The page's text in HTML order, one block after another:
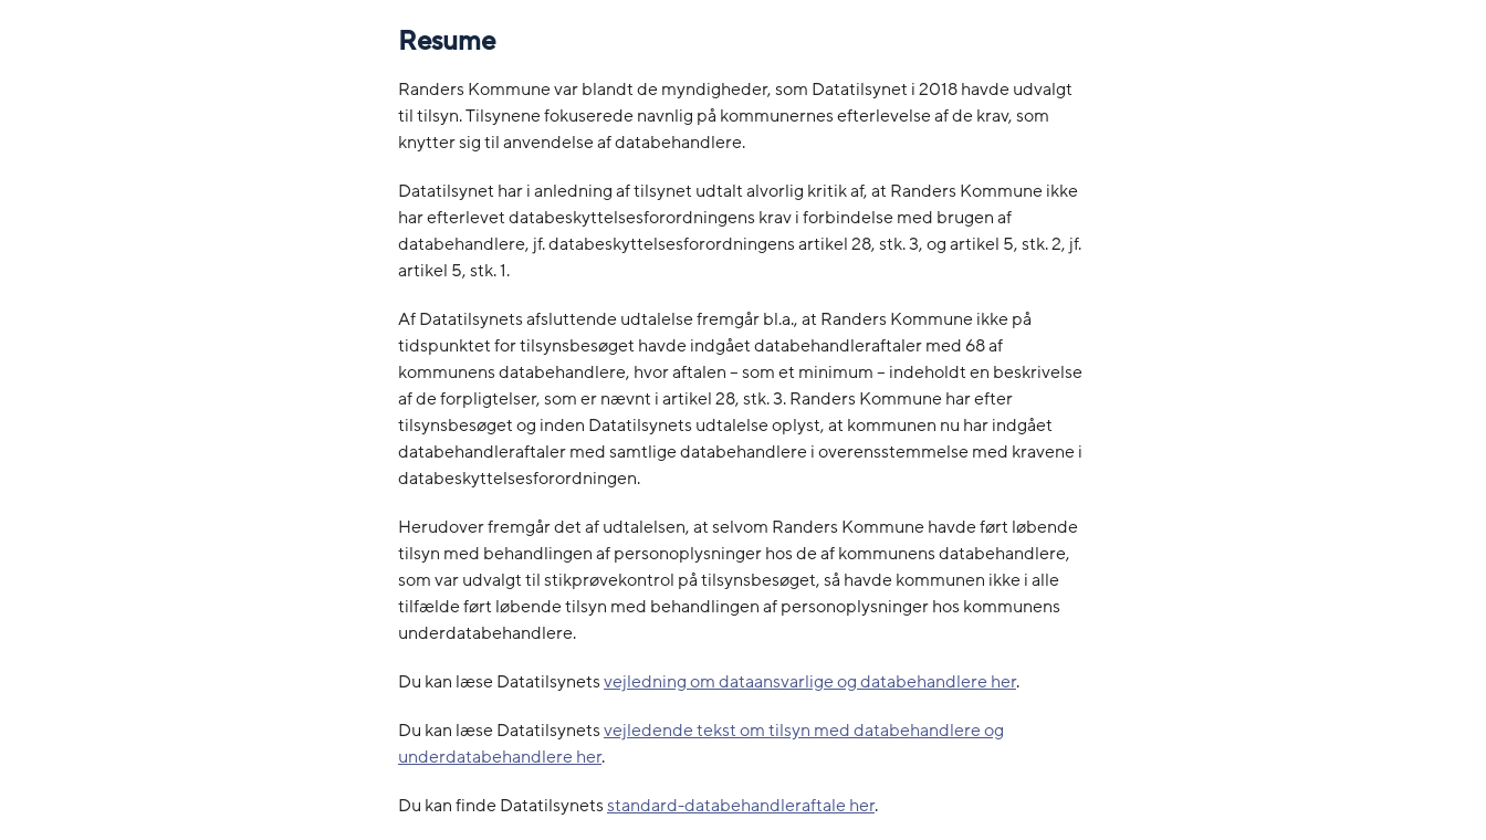
Resume
Randers Kommune var blandt de myndigheder, som Datatilsynet i 2018 havde udvalgt
til tilsyn. Tilsynene fokuserede navnlig på kommunernes efterlevelse af de krav, som
knytter sig til anvendelse af databehandlere.
Datatilsynet har i anledning af tilsynet udtalt alvorlig kritik af, at Randers Kommune ikke
har efterlevet databeskyttelsesforordningens krav i forbindelse med brugen af
databehandlere, jf. databeskyttelsesforordningens artikel 28, stk. 3, og artikel 5, stk. 2, jf.
artikel 5, stk. 1.
Af Datatilsynets afsluttende udtalelse fremgår bl.a., at Randers Kommune ikke på
tidspunktet for tilsynsbesøget havde indgået databehandleraftaler med 68 af
kommunens databehandlere, hvor aftalen – som et minimum – indeholdt en beskrivelse
af de forpligtelser, som er nævnt i artikel 28, stk. 3. Randers Kommune har efter
tilsynsbesøget og inden Datatilsynets udtalelse oplyst, at kommunen nu har indgået
databehandleraftaler med samtlige databehandlere i overensstemmelse med kravene i
databeskyttelsesforordningen.
Herudover fremgår det af udtalelsen, at selvom Randers Kommune havde ført løbende
tilsyn med behandlingen af personoplysninger hos de af kommunens databehandlere,
som var udvalgt til stikprøvekontrol på tilsynsbesøget, så havde kommunen ikke i alle
tilfælde ført løbende tilsyn med behandlingen af personoplysninger hos kommunens
underdatabehandlere.
Du kan læse Datatilsynetsvejledning om dataansvarlige og databehandlere her.
Du kan læse Datatilsynetsvejledende tekst om tilsyn med databehandlere og
underdatabehandlere her.
Du kan finde Datatilsynetsstandard-databehandleraftale her.